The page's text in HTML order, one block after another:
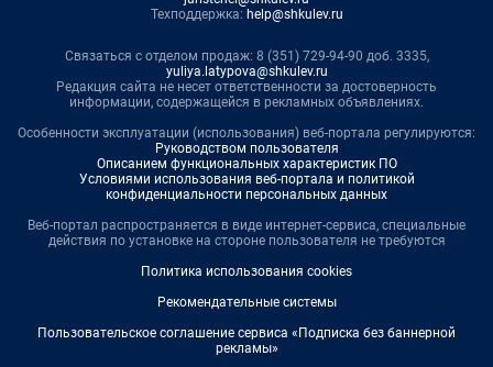
Техподдержка: help@shkulev.ru
Связаться с отделом продаж: 8 (351) 729-94-90 доб. 3335,
yuliya.latypova@shkulev.ru
Редакция сайта не несет ответственности за достоверность
информации, содержащейся в рекламных объявлениях.
Особенности эксплуатации (использования) веб-портала регулируются:
Руководством пользователя
Описанием функциональных характеристик ПО
Условиями использования веб-портала и политикой
конфиденциальности персональных данных
Веб-портал распространяется в виде интернет-сервиса, специальные
действия по установке на стороне пользователя не требуются
Политика использования cookies
Рекомендательные системы
Пользовательское соглашение сервиса «Подписка без баннерной
рекламы»